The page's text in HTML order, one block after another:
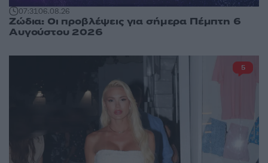
07:3106.08.26
Ζώδια: Οι προβλέψεις για σήμερα Πέμπτη 6
Αυγούστου 2026
5